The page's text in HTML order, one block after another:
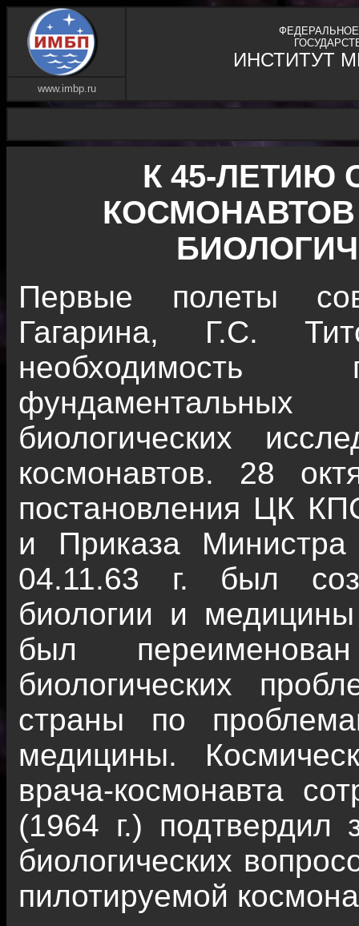
ИНСТИТУТ
www.imbp.ru
К 45-ЛЕТИЮ
КОСМОНАВТОВ
Первые полеты
Гагарина, Г.С.
необходимость
биологических
космонавтов. 28
постановления ЦК
и Приказа
04.11.63 г. был
биологии и
был
биологических
страны по
медицины.
врача-космонавта
(1964 г.) подтвердил
биологических
пилотируемой